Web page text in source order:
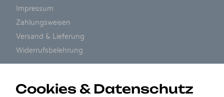
Impressum
Zahlungsweisen
Versand & Lieferung
Widerrufsbelehrung
Cookies & Datenschutz